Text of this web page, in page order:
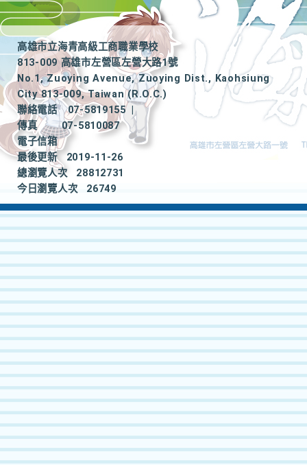
高雄市立海青高級工商職業學校
813-009 高雄市左營區左營大路1號
No.1, Zuoying Avenue, Zuoying Dist., Kaohsiung
City 813-009, Taiwan (R.O.C.)
聯絡電話
07-5819155
|
傳真
07-5810087
電子信箱
最後更新
2019-11-26
總瀏覽人次
28812731
今日瀏覽人次
26749